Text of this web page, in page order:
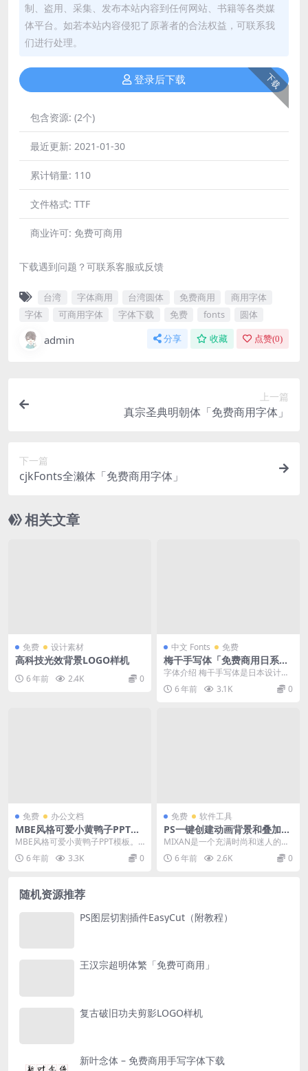
制、盗用、采集、发布本站内容到任何网站、书籍等各类媒
体平台。如若本站内容侵犯了原著者的合法权益，可联系我
们进行处理。
下载
登录后下载
包含资源: (2个)
最近更新: 2021-01-30
累计销量: 110
文件格式: TTF
商业许可: 免费可商用
下载遇到问题？可联系客服或反馈
台湾 字体商用 台湾圆体 免费商用
商用字体
字体
可商用字体 字体下载 免费 fonts 圆体
admin 分享 收藏 点赞(0)
上一篇
真宗圣典明朝体「免费商用字体」
下一篇
cjkFonts全濑体「免费商用字体」
相关文章
免费 设计素材
高科技光效背景LOGO样机
6 年前 2.4K 0
中文 Fonts 免费
梅干手写体「免费商用日系字
体」
字体介绍 梅干手写体是日本设计师
“toga”先生创建的手写免费商用字
体，精心书写...
6 年前 3.1K 0
免费 办公文档
MBE风格可爱小黄鸭子PPT模
板
MBE风格可爱小黄鸭子PPT模板。
一套好看的的MBE风格幻灯片模
板，可爱的小黄鸭...
6 年前 3.3K 0
免费 软件工具
PS一键创建动画背景和叠加层
效果插件 Mixan
MIXAN是一个充满时尚和迷人的动
画背景和叠加，为您的项目带来全
新的视觉体验。创...
6 年前 2.6K 0
随机资源推荐
PS图层切割插件EasyCut（附教程）
王汉宗超明体繁「免费可商用」
复古破旧功夫剪影LOGO样机
新叶念体 – 免费商用手写字体下载